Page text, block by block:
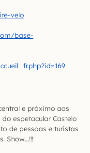
velo
base-
e próximo aos
espetacular Castelo
de pessoas e turistas
Show…!!!